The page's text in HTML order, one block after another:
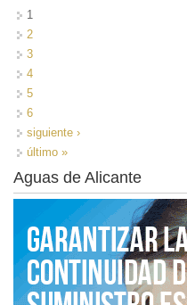
1
2
3
4
5
6
siguiente ›
último »
Aguas de Alicante